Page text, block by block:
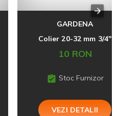
GARDENA
Colier 20-32 mm 3/4''
10 RON
Stoc Furnizor
VEZI DETALII